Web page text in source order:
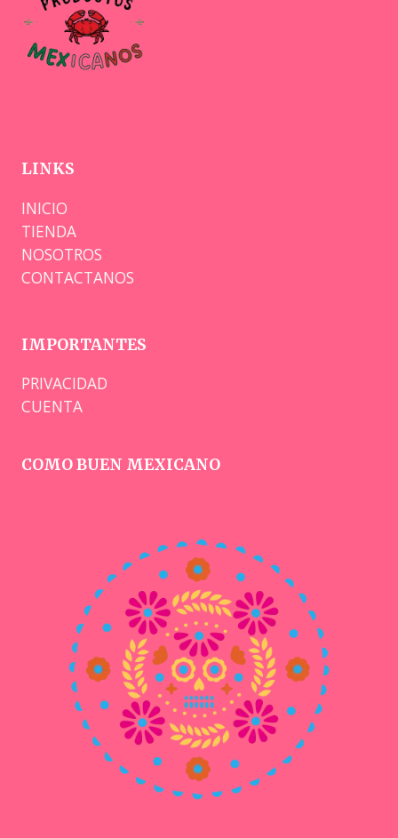
LINKS
INICIO
TIENDA
NOSOTROS
CONTACTANOS
IMPORTANTES
PRIVACIDAD
CUENTA
COMO BUEN MEXICANO